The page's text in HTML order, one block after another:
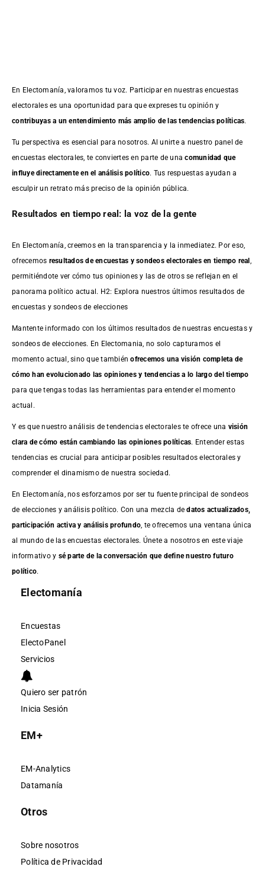
En Electomanía, valoramos tu voz. Participar en nuestras encuestas
electorales es una oportunidad para que expreses tu opinión y
contribuyas a un entendimiento más amplio de las tendencias políticas.
Tu perspectiva es esencial para nosotros. Al unirte a nuestro panel de
encuestas electorales, te conviertes en parte de unacomunidad que
influye directamente en el análisis político. Tus respuestas ayudan a
esculpir un retrato más preciso de la opinión pública.
Resultados en tiempo real: la voz de la gente
En Electomanía, creemos en la transparencia y la inmediatez. Por eso,
ofrecemos resultados deencuestas y sondeos electorales en tiempo real
permitiéndote ver cómo tus opiniones y las de otros se reflejan en el
panorama político actual. H2: Explora nuestros últimos resultados de
encuestas y sondeos de elecciones
Mantente informado con los últimos resultados de nuestras encuestasy
sondeos de elecciones. En Electomania, no solo capturamos el
momento actual, sino que tambiénofrecemos una visión completa de
cómo han evolucionado las opiniones y tendencias a lo largo del tiempo
para que tengas todas las herramientas para entender el momento
actual.
Y es que nuestro análisis de tendencias electorales te ofrece una visión
clara de cómo están cambiando las opiniones políticas. Entender estas
tendencias es crucial para anticipar posibles resultados electorales y
comprender el dinamismo de nuestra sociedad.
En Electomanía, nos esforzamos por ser tu fuente principal de sondeos
de elecciones y análisis político. Con una mezcla dedatos actualizados,
participación activa y análisis profundo , te ofrecemos una ventana única
al mundo de las encuestas electorales. Únete a nosotros en este viaje
informativo y sé parte de la conversación que define nuestro futuro
político.
Electomanía
Encuestas
ElectoPanel
Servicios
Quiero ser patrón
Inicia Sesión
EM+
EM-Analytics
Datamanía
Otros
Sobre nosotros
Política de Privacidad